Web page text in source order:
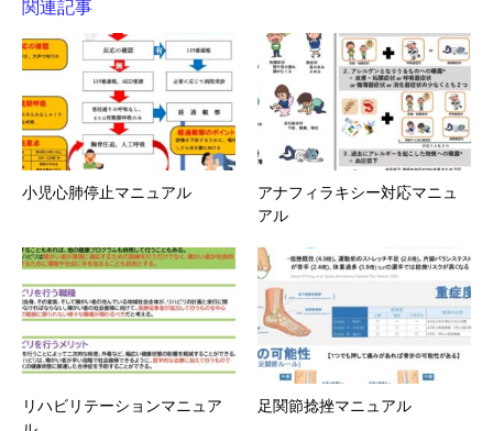
関連記事
小児心肺停止マニュアル
アナフィラキシー対応マニュ
アル
リハビリテーションマニュア
足関節捻挫マニュアル